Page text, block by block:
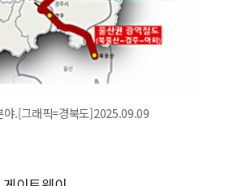
야.[그래픽=경북도]2025.09.09